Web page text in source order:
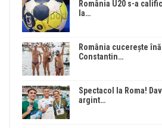
România U20 s-a
la…
România cucerește
Constantin…
Spectacol la Roma!
argint…